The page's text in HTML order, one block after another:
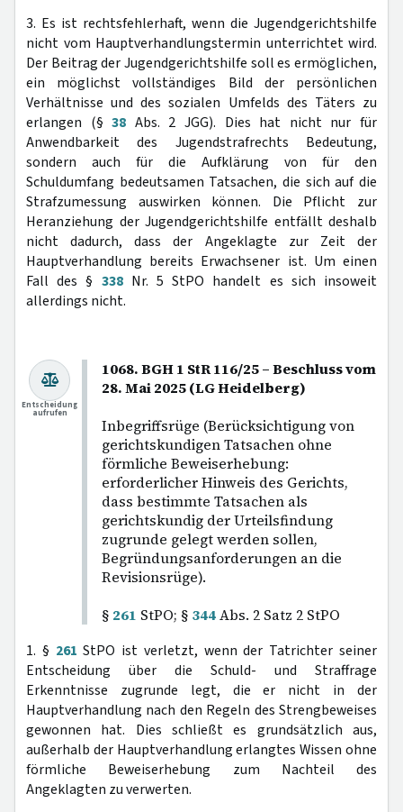
3. Es ist rechtsfehlerhaft, wenn die Jugendgerichtshilfe
nicht vom Hauptverhandlungstermin unterrichtet wird.
Der Beitrag der Jugendgerichtshilfe soll es ermöglichen,
ein möglichst vollständiges Bild der persönlichen
Verhältnisse und des sozialen Umfelds des Täters zu
erlangen (§38 Abs. 2 JGG). Dies hat nicht nur für
Anwendbarkeit des Jugendstrafrechts Bedeutung,
sondern auch für die Aufklärung von für den
Schuldumfang bedeutsamen Tatsachen, die sich auf die
Strafzumessung auswirken können. Die Pflicht zur
Heranziehung der Jugendgerichtshilfe entfällt deshalb
nicht dadurch, dass der Angeklagte zur Zeit der
Hauptverhandlung bereits Erwachsener ist. Um einen
Fall des § 338Nr. 5 StPO handelt es sich insoweit
allerdings nicht.
1068. BGH 1 StR 116/25 – Beschluss vom
28. Mai 2025 (LG Heidelberg)
Inbegriffsrüge (Berücksichtigung von
gerichtskundigen Tatsachen ohne
förmliche Beweiserhebung:
erforderlicher Hinweis des Gerichts,
dass bestimmte Tatsachen als
gerichtskundig der Urteilsfindung
zugrunde gelegt werden sollen,
Begründungsanforderungen an die
Revisionsrüge).
§ 261 StPO; § 344Abs. 2 Satz 2 StPO
Entscheidung
aufrufen
1. § 261 StPO ist verletzt, wenn der Tatrichter seiner
Entscheidung über die Schuld- und Straffrage
Erkenntnisse zugrunde legt, die er nicht in der
Hauptverhandlung nach den Regeln des Strengbeweises
gewonnen hat. Dies schließt es grundsätzlich aus,
außerhalb der Hauptverhandlung erlangtes Wissen ohne
förmliche Beweiserhebung zum Nachteil des
Angeklagten zu verwerten.